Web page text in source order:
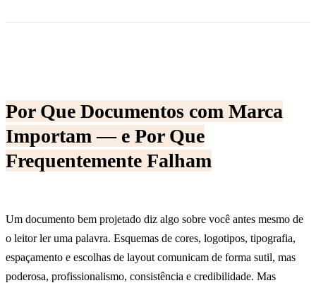
Por Que Documentos com Marca
Importam — e Por Que
Frequentemente Falham
Um documento bem projetado diz algo sobre você antes mesmo de
o leitor ler uma palavra. Esquemas de cores, logotipos, tipografia,
espaçamento e escolhas de layout comunicam de forma sutil, mas
poderosa, profissionalismo, consistência e credibilidade. Mas